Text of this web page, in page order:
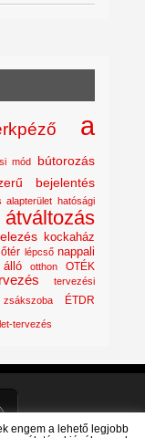
a
mód bútorozás
bejelentés
alapterület hatósági
átváltozás
kockaház
lépcső nappali
álló otthon OTÉK
tervezési
zsákszoba ÉTDR
tervezés
engem a lehető legjobb